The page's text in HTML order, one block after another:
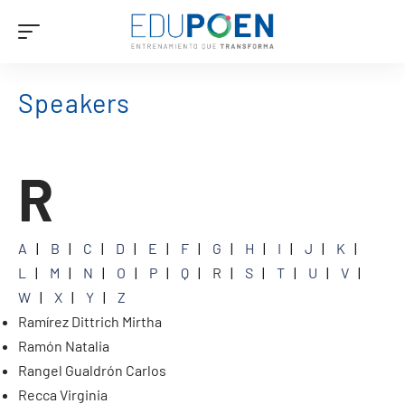
Speakers
R
A B C D E F G H I J
K
L
M N O P Q R S T U
V
W
X Y
Z
Ramírez Dittrich Mirtha
Ramón Natalia
Rangel Gualdrón Carlos
Recca Virginia